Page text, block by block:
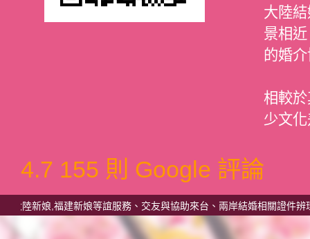
大陸
景相
的婚
相較
少文
4.7 155 則 Google 評論
,福建新娘等誼服務、交友與協助來台、兩岸結婚相關證件辨理等